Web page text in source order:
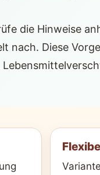
die Hinweise
nach. Diese